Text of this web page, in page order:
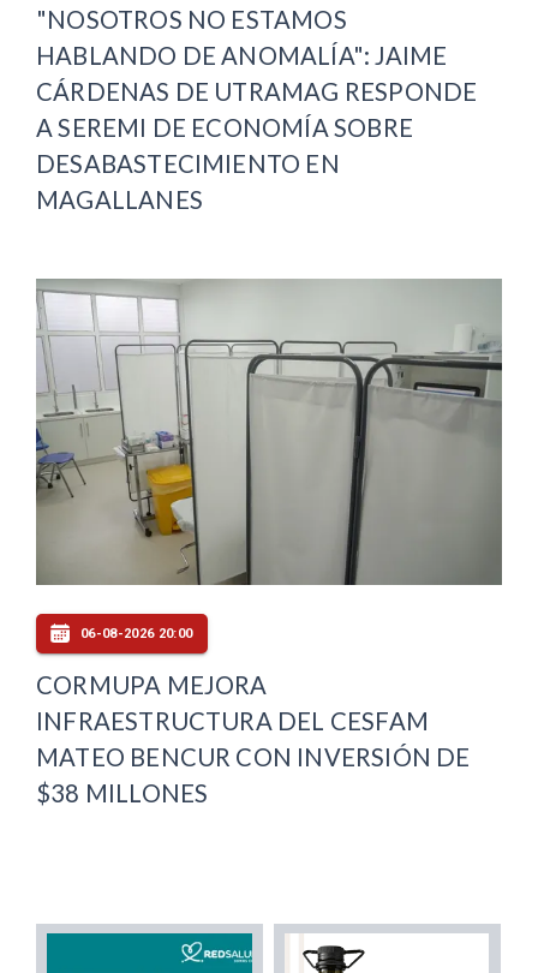
"NOSOTROS NO ESTAMOS
HABLANDO DE ANOMALÍA": JAIME
CÁRDENAS DE UTRAMAG RESPONDE
A SEREMI DE ECONOMÍA SOBRE
DESABASTECIMIENTO EN
MAGALLANES
06-08-2026 20:00
CORMUPA MEJORA
INFRAESTRUCTURA DEL CESFAM
MATEO BENCUR CON INVERSIÓN DE
$38 MILLONES